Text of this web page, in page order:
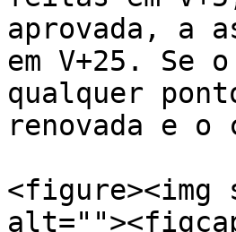
aprovada, a
em V+25. Se
qualquer
renovada e
<figure><img